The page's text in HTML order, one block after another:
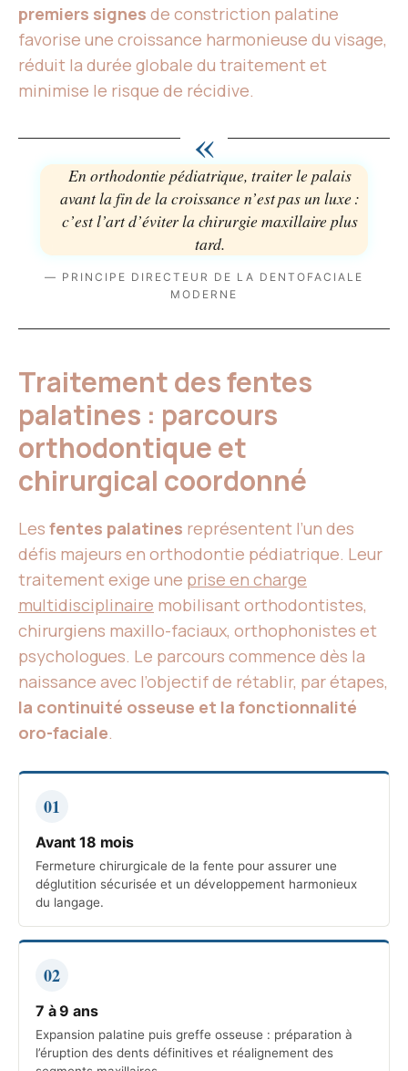
premiers signes de constriction palatine
favorise une croissance harmonieuse du visage,
réduit la durée globale du traitement et
minimise le risque de récidive.
«
En orthodontie pédiatrique, traiter le palais
avant la fin de la croissance n’est pas un luxe :
c’est l’art d’éviter la chirurgie maxillaire plus
tard.
— PRINCIPE DIRECTEUR DE LA DENTOFACIALE
MODERNE
Traitement des fentes
palatines : parcours
orthodontique et
chirurgical coordonné
Les fentes palatines représentent l’un des
défis majeurs en orthodontie pédiatrique. Leur
traitement exige une prise en charge
multidisciplinaire mobilisant orthodontistes,
chirurgiens maxillo-faciaux, orthophonistes et
psychologues. Le parcours commence dès la
naissance avec l’objectif de rétablir, par étapes,
la continuité osseuse et la fonctionnalité
oro-faciale.
01
Avant 18 mois
Fermeture chirurgicale de la fente pour assurer une
déglutition sécurisée et un développement harmonieux
du langage.
02
7 à 9 ans
Expansion palatine puis greffe osseuse : préparation à
l’éruption des dents définitives et réalignement des